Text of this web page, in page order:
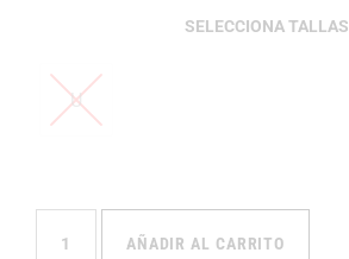
TALLAS
U
AÑADIR AL CARRITO